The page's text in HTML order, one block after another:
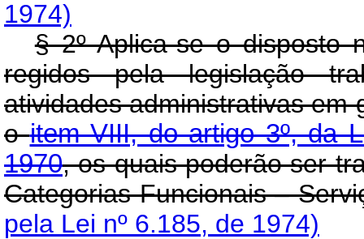
1974)
§ 2º Aplica-se o disposto
regidos pela legislação
atividades administrativas em
oitem VIII, do artigo 3º, da
1970, os quais poderão ser
Categorias Funcionais –
pela Lei nº 6.185, de 1974)